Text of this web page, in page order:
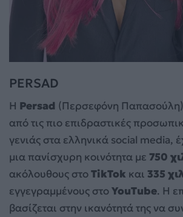
PERSAD
Η Persad (Περσεφόνη Παπασούλη)
από τις πιο επιδραστικές
γενιάς στα ελληνικά social media,
μια πανίσχυρη κοινότητα με 750
ακόλουθους στοTikTok και 335
εγγεγραμμένους στοYouTube. Η
βασίζεται στην ικανότητά της να